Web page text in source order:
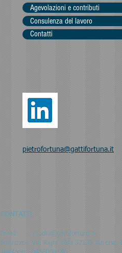
pietrofortuna@gattifortuna.it
Agevolazioni e contributi
Consulenza del lavoro
Contatti
CONTATTI
Email:studio@gattifortuna.it
Indirizzo:Via Righi 10/a 37135 Verona,